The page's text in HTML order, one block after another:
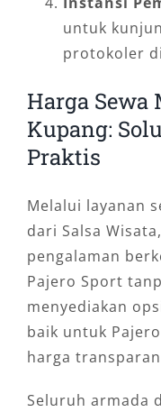
untuk
protokoler
Harga Sewa
Kupang:
Praktis
Melalui layanan
dari Salsa
pengalaman
Pajero Sport
menyediakan
baik untuk
harga
Seluruh armada